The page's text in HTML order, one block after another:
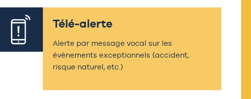
Télé-alerte
Alerte par message vocal sur les
évènements exceptionnels (accident,
risque naturel, etc.)